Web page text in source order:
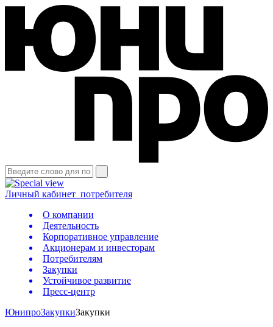
Личный кабинет потребителя
О компании
Деятельность
Корпоративное управление
Акционерам и инвесторам
Потребителям
Закупки
Устойчивое развитие
Пресс-центр
ЮнипроЗакупкиЗакупки